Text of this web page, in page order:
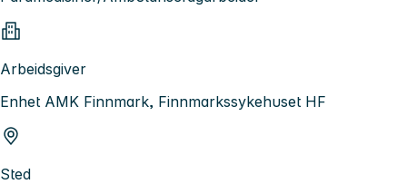
Arbeidsgiver
Enhet AMK Finnmark, Finnmarkssykehuset HF
Sted